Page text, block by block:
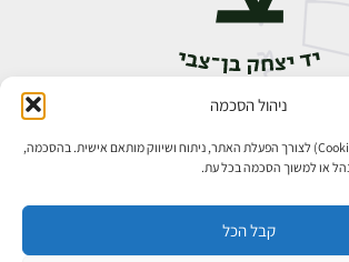
ניהול הסכמה
אנו משתמשים בעוגיות (Cookies) לצורך הפעלת האתר, ניתוח ושיווק מותאם אישית. בהסכמה,
או למשוך הסכמה בכל עת.
קבל הכל
14, רחביה, ירושלים